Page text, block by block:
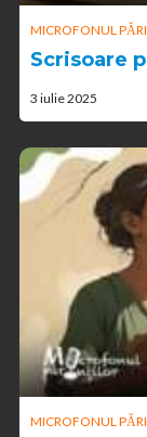
MICROFONUL
Scrisoare
3 iulie 2025
MICROFONUL